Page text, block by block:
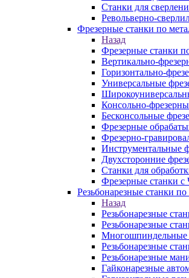
Станки для
Револьверно-
Фрезерные станки по
Назад
Фрезерные станки
Вертикально-
Горизонтально-
Универсальные
Консольно-
Бесконсольные
Фрезерные
Фрезерно-
Инструментальные
Двухсторонние
Станки для
Фрезерные станки
Резьбонарезные станки по
Назад
Резьбонарезные
Резьбонарезные
Многошпиндельные
Резьбонарезные
Резьбонарезные
Гайконарезные